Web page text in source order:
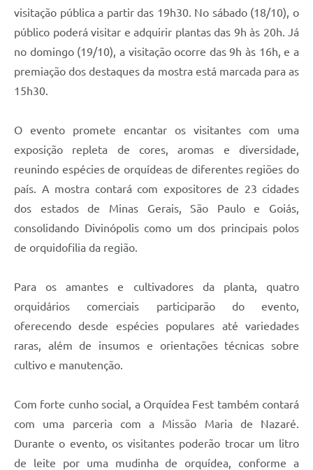
visitação pública a partir das 19h30. No sábado (18/10), o
público poderá visitar e adquirir plantas das 9h às 20h. Já
no domingo (19/10), a visitação ocorre das 9h às 16h, e a
premiação dos destaques da mostra está marcada para as
15h30.
O evento promete encantar os visitantes com uma
exposição repleta de cores, aromas e diversidade,
reunindo espécies de orquídeas de diferentes regiões do
país. A mostra contará com expositores de 23 cidades
dos estados de Minas Gerais, São Paulo e Goiás,
consolidando Divinópolis como um dos principais polos
de orquidofilia da região.
Para os amantes e cultivadores da planta, quatro
orquidários comerciais participarão do evento,
oferecendo desde espécies populares até variedades
raras, além de insumos e orientações técnicas sobre
cultivo e manutenção.
Com forte cunho social, a Orquídea Fest também contará
com uma parceria com a Missão Maria de Nazaré.
Durante o evento, os visitantes poderão trocar um litro
de leite por uma mudinha de orquídea, conforme a